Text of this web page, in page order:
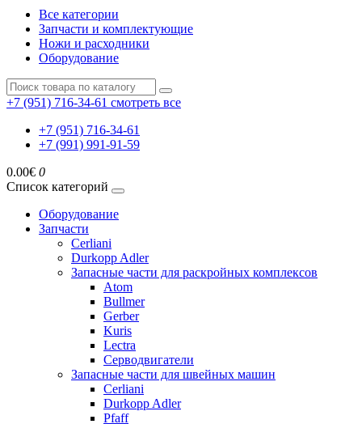
Все категории
Запчасти и комплектующие
Ножи и расходники
Оборудование
+7 (951) 716-34-61 смотреть все
+7 (951) 716-34-61
+7 (991) 991-91-59
0.00€ 0
Список категорий
Оборудование
Запчасти
Cerliani
Durkopp Adler
Запасные части для раскройных комплексов
Atom
Bullmer
Gerber
Kuris
Lectra
Серводвигатели
Запасные части для швейных машин
Cerliani
Durkopp Adler
Pfaff